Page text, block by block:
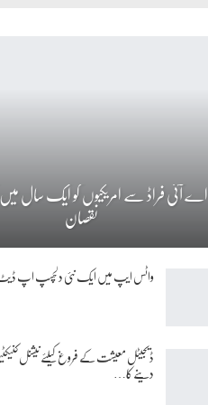
اے آئی فراڈ سے امریکیوں کو ایک سال میں
نقصان
واٹس ایپ میں ایک نئی دلچسپ اپ ڈیٹ
ڈیجیٹل معیشت کے فروغ کیلئے نیشنل
دینے کا…